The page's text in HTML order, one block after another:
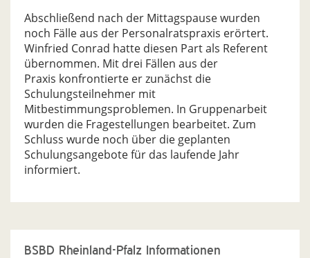
Abschließend nach der Mittagspause wurden
noch Fälle aus der Personalratspraxis erörtert.
Winfried Conrad hatte diesen Part als Referent
übernommen. Mit drei Fällen aus der
Praxis konfrontierte er zunächst die
Schulungsteilnehmer mit
Mitbestimmungsproblemen. In Gruppenarbeit
wurden die Fragestellungen bearbeitet. Zum
Schluss wurde noch über die geplanten
Schulungsangebote für das laufende Jahr
informiert.
BSBD Rheinland-Pfalz Informationen